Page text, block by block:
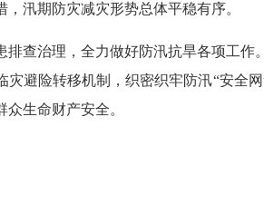
汛期防灾减灾形势总体平稳有序。
查治理，全力做好防汛抗旱各项工作
避险转移机制，织密织牢防汛“安全
生命财产安全。